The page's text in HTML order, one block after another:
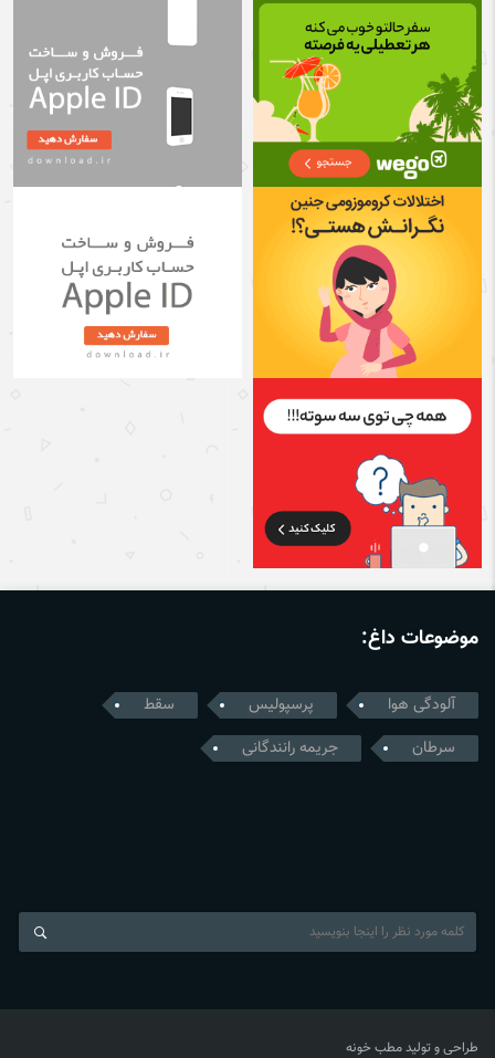
موضوعات داغ:
آلودگی هوا پرسپولیس
سقط
سرطان
جریمه رانندگانی
طراحی و تولیدمطب خونه